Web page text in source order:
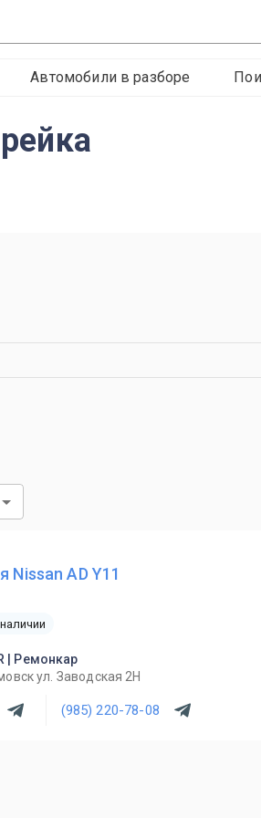
Автомобили в разборе
Nissan AD Y11
| Ремонкар
ул. Заводская 2Н
(985) 220-78-08